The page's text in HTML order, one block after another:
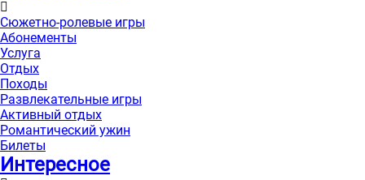
Сюжетно-ролевые игры
Абонементы
Услуга
Отдых
Походы
Развлекательные игры
Активный отдых
Романтический ужин
Билеты
Интересноe